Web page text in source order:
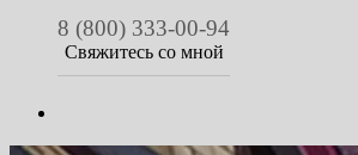
8 (800) 333-00-94
Свяжитесь со мной